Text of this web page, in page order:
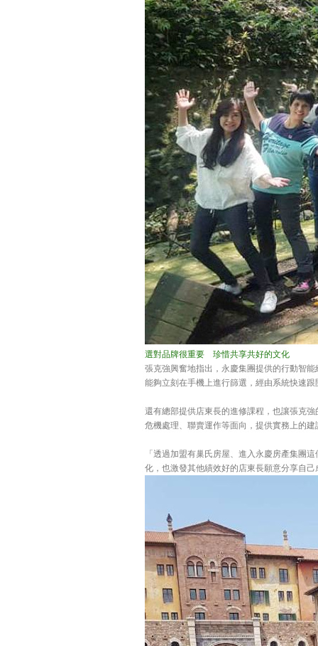
選對品牌很重要 珍惜共享共好的文化
張克強興奮地指出，永慶集團提供的行動智
能夠立刻在手機上進行篩選，經由系統快速
還有總部提供店東長的進修課程，也讓張克
危機處理、聯賣運作等面向，提供實務上的建
「透過加盟有巢氏房屋、進入永慶房產集團
化，也激發其他績效好的店東長願意分享自